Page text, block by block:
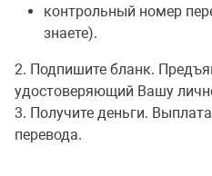
контрольный номер
знаете).
2. Подпишите бланк.
удостоверяющий Вашу
3. Получите деньги.
перевода.